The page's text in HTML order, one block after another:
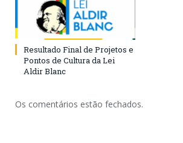
Resultado Final de Projetos e
Pontos de Cultura da Lei
Aldir Blanc
Os comentários estão fechados.